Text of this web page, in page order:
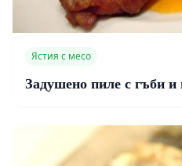
Ястия с месо
Задушено пиле с гъби